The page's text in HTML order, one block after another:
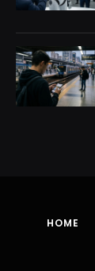
HOME